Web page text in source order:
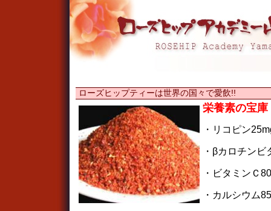
ローズヒップティーは世界の国々で愛飲!!
栄養素の宝庫
・リコピン
・βカロチン
・ビタミンＣ
・カルシウム